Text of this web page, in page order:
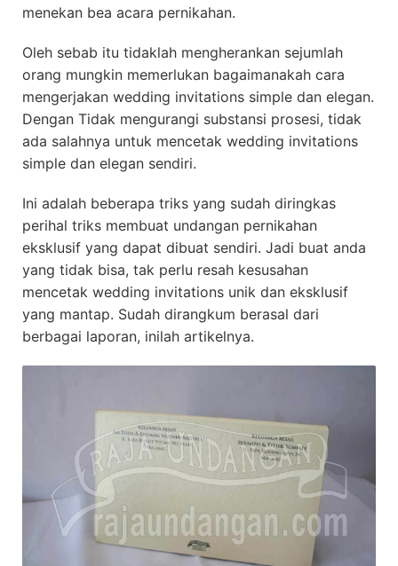
menekan bea acara pernikahan.
Oleh sebab itu tidaklah mengherankan sejumlah
orang mungkin memerlukan bagaimanakah cara
mengerjakan wedding invitations simple dan elegan.
Dengan Tidak mengurangi substansi prosesi, tidak
ada salahnya untuk mencetak wedding invitations
simple dan elegan sendiri.
Ini adalah beberapa triks yang sudah diringkas
perihal triks membuat undangan pernikahan
eksklusif yang dapat dibuat sendiri. Jadi buat anda
yang tidak bisa, tak perlu resah kesusahan
mencetak wedding invitations unik dan eksklusif
yang mantap. Sudah dirangkum berasal dari
berbagai laporan, inilah artikelnya.